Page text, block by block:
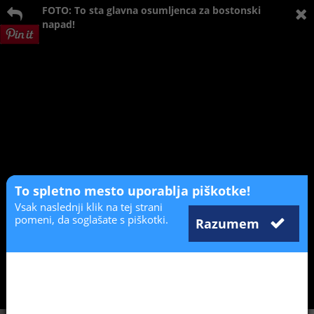
FOTO: To sta glavna osumljenca za bostonski
napad!
To spletno mesto uporablja piškotke!
Razumem
Vsak naslednji klik na tej strani
pomeni, da soglašate s piškotki.